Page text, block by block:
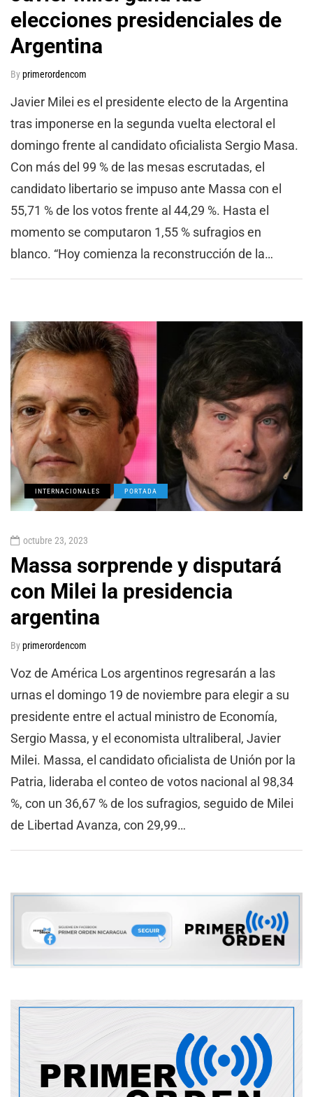
elecciones presidenciales de
Argentina
Byprimerordencom
Javier Milei es el presidente electo de la Argentina
tras imponerse en la segunda vuelta electoral el
domingo frente al candidato oficialista Sergio Masa.
Con más del 99 % de las mesas escrutadas, el
candidato libertario se impuso ante Massa con el
55,71 % de los votos frente al 44,29 %. Hasta el
momento se computaron 1,55 % sufragios en
blanco. “Hoy comienza la reconstrucción de la…
INTERNACIONALES PORTADA
octubre 23, 2023
Massa sorprende y disputará
con Milei la presidencia
argentina
Byprimerordencom
Voz de América Los argentinos regresarán a las
urnas el domingo 19 de noviembre para elegir a su
presidente entre el actual ministro de Economía,
Sergio Massa, y el economista ultraliberal, Javier
Milei. Massa, el candidato oficialista de Unión por la
Patria, lideraba el conteo de votos nacional al 98,34
%, con un 36,67 % de los sufragios, seguido de Milei
de Libertad Avanza, con 29,99…